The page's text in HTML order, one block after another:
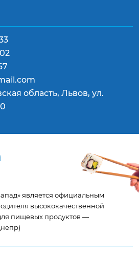
область, Львов, ул.
является официальным
высококачественной
пищевых продуктов —